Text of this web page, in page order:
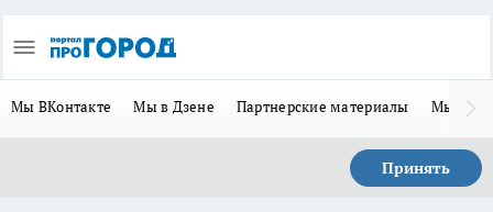
Мы ВКонтакте Мы в Дзене Партнерские материалы Мы в
Принять